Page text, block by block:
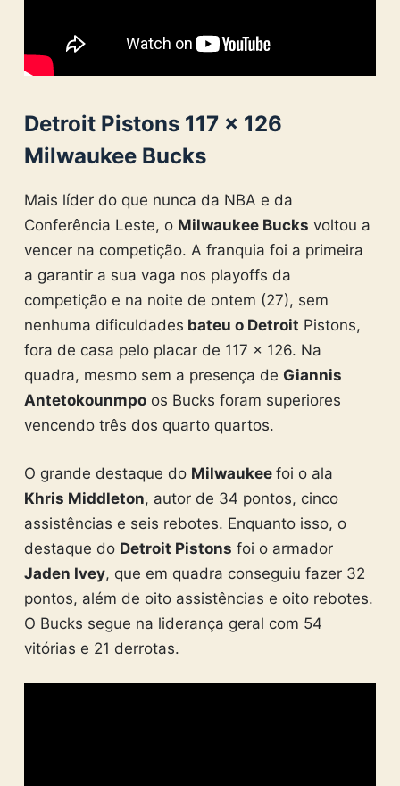
Detroit Pistons 117 × 126
Milwaukee Bucks
Mais líder do que nunca da NBA e da
Conferência Leste, o Milwaukee Bucks voltou a
vencer na competição. A franquia foi a primeira
a garantir a sua vaga nos playoffs da
competição e na noite de ontem (27), sem
nenhuma dificuldades bateu o Detroit Pistons,
fora de casa pelo placar de 117 × 126. Na
quadra, mesmo sem a presença de Giannis
Antetokounmpoos Bucks foram superiores
vencendo três dos quarto quartos.
O grande destaque do Milwaukee foi o ala
Khris Middleton, autor de 34 pontos, cinco
assistências e seis rebotes. Enquanto isso, o
destaque do Detroit Pistons foi o armador
Jaden Ivey, que em quadra conseguiu fazer 32
pontos, além de oito assistências e oito rebotes.
O Bucks segue na liderança geral com 54
vitórias e 21 derrotas.